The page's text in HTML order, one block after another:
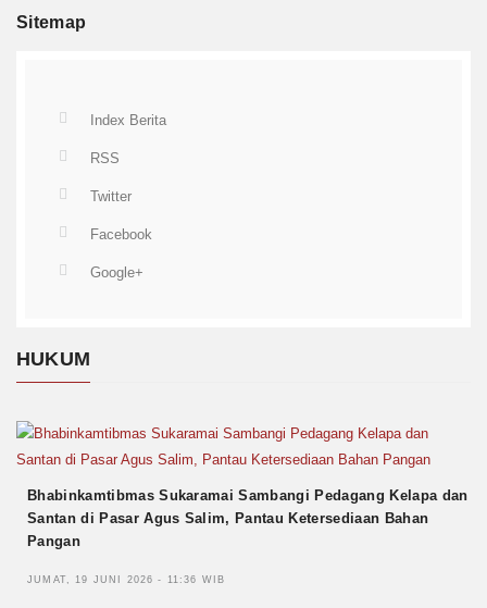
Sitemap
Index Berita
RSS
Twitter
Facebook
Google+
HUKUM
Bhabinkamtibmas Sukaramai Sambangi Pedagang Kelapa dan
Santan di Pasar Agus Salim, Pantau Ketersediaan Bahan
Pangan
JUMAT, 19 JUNI 2026 - 11:36 WIB